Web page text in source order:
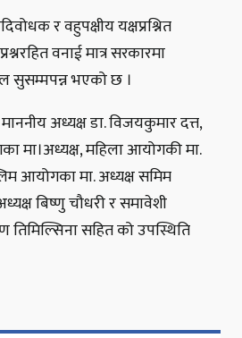
र वहुपक्षीय यक्षप्रश्नित
वनाई मात्र सरकारमा
सुसम्मपन्न भएको छ ।
अध्यक्ष डा. विजयकुमार दत्त,
मा।अध्यक्ष, महिला आयोगकी मा.
आयोगका मा. अध्यक्ष समिम
बिष्णु चौधरी र समावेशी
सहित को उपस्थिति